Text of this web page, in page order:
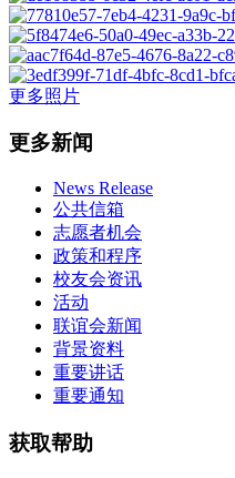
更多照片
更多新闻
News Release
公共信箱
志愿者机会
政策和程序
校友会资讯
活动
联谊会新闻
背景资料
重要讲话
重要通知
获取帮助